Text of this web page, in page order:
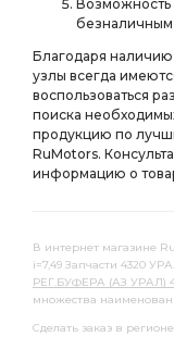
РАЗДАТОЧНАЯ
КОРОБКА С
КОРОБКА С
ТОРМОЗОМ В СБОРЕ
КОРОБКА а/м
ЗАДНЕГО МОСТА АЗ
Возможность
Благодаря наличию
узлы всегда
воспользоваться
поиска
продукцию по
RuMotors.
информацию о
В интернет магазине
i=7,49 Запчасти 4320
РЕГ.БУФЕРА (АЗ УРАЛ)
множества
Сделать заказ в